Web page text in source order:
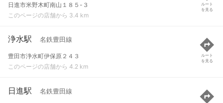
日進市米野木町南山１８５-３
このページの店舗から 3.4 km
ルート
を見る
浄水駅 名鉄豊田線
豊田市浄水町伊保原２４３
このページの店舗から 4.2 km
ルート
を見る
日進駅 名鉄豊田線